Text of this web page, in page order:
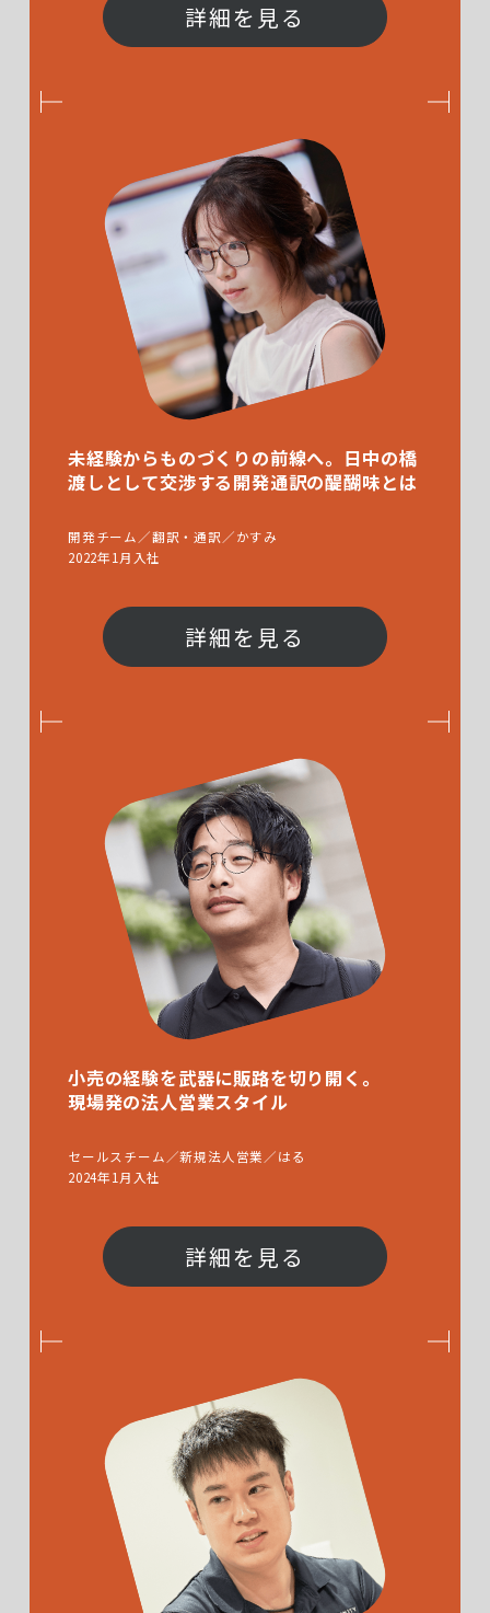
詳細を見る
未経験からものづくりの前線へ。日中の橋
渡しとして交渉する開発通訳の醍醐味とは
開発チーム／翻訳・通訳／かすみ
2022年1月入社
詳細を見る
小売の経験を武器に販路を切り開く。
現場発の法人営業スタイル
セールスチーム／新規法人営業／はる
2024年1月入社
詳細を見る